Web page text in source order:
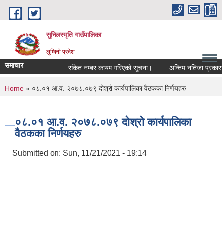
Skip to main content
सुनिलस्मृति गाउँपालिका
लुम्बिनी प्रदेश
समाचार संकेत नम्बर कायम गरिएको सूचना। अन्तिम नतिजा प्रकासन
You are here
Home » ०८.०१ आ.व. २०७८.०७९ दोश्रो कार्यपालिका वैठकका निर्णयहरु
०८.०१ आ.व. २०७८.०७९ दोश्रो कार्यपालिका
वैठकका निर्णयहरु
Submitted on: Sun, 11/21/2021 - 19:14